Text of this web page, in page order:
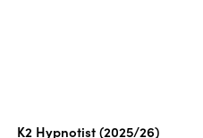
K2 Hypnotist (2025/26)